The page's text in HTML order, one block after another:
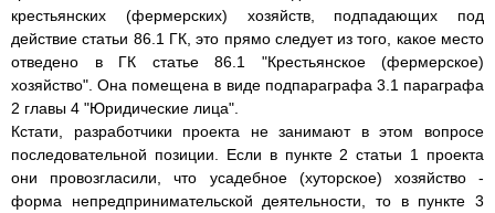
крестьянских (фермерских) хозяйств, подпадающих под
действие статьи 86.1 ГК, это прямо следует из того, какое место
отведено в ГК статье 86.1 "Крестьянское (фермерское)
хозяйство". Она помещена в виде подпараграфа 3.1 параграфа
2 главы 4 "Юридические лица".
Кстати, разработчики проекта не занимают в этом вопросе
последовательной позиции. Если в пункте 2 статьи 1 проекта
они провозгласили, что усадебное (хуторское) хозяйство -
форма непредпринимательской деятельности, то в пункте 3